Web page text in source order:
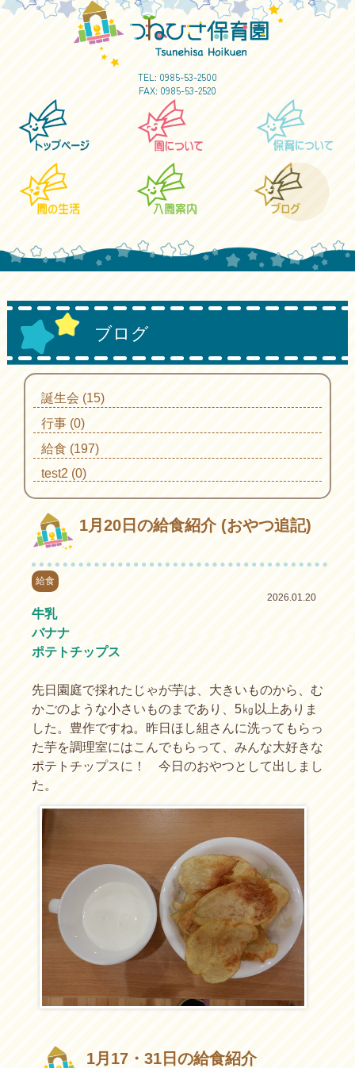
TEL: 0985-53-2500
FAX: 0985-53-2520
ブログ
誕生会 (15)
行事 (0)
給食 (197)
test2 (0)
1月20日の給食紹介 (おやつ追記)
給食
2026.01.20
牛乳
バナナ
ポテトチップス
先日園庭で採れたじゃが芋は、大きいものから、む
かごのような小さいものまであり、5㎏以上ありま
した。豊作ですね。昨日ほし組さんに洗ってもらっ
た芋を調理室にはこんでもらって、みんな大好きな
ポテトチップスに！ 今日のおやつとして出しまし
た。
1月17・31日の給食紹介